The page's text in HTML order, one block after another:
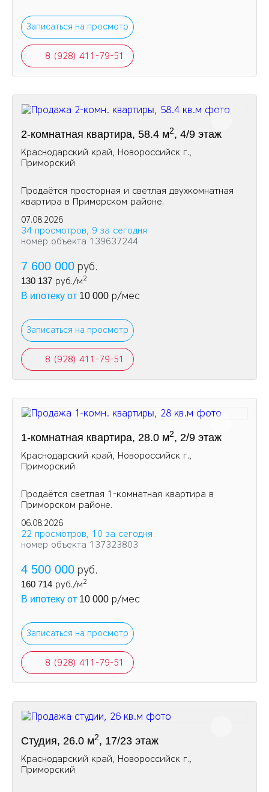
Записаться на просмотр
8 (928) 411-79-51
2-комнатная квартира, 58.4 м2, 4/9 этаж
Краснодарский край, Новороссийск г.,
Приморский
Продаётся просторная и светлая двухкомнатная
квартира в Приморском районе.
07.08.2026
34 просмотров, 9 за сегодня
номер объекта 139637244
7 600 000 руб.
130 137 руб./м2
В ипотеку от 10 000 р/мес
Записаться на просмотр
8 (928) 411-79-51
1-комнатная квартира, 28.0 м2, 2/9 этаж
Краснодарский край, Новороссийск г.,
Приморский
Продаётся светлая 1-комнатная квартира в
Приморском районе.
06.08.2026
22 просмотров, 10 за сегодня
номер объекта 137323803
4 500 000 руб.
160 714 руб./м2
В ипотеку от 10 000 р/мес
Записаться на просмотр
8 (928) 411-79-51
Студия, 26.0 м2, 17/23 этаж
Краснодарский край, Новороссийск г.,
Приморский